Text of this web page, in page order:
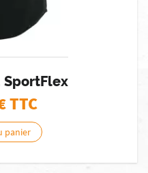
SportFlex
TTC
panier